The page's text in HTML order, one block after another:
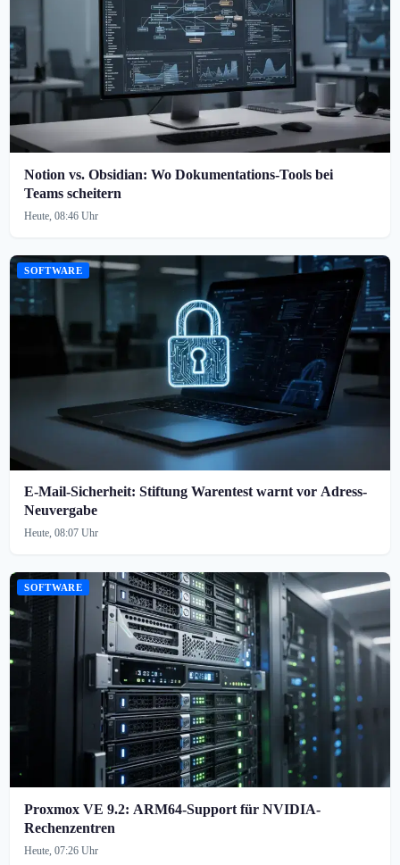
Notion vs. Obsidian: Wo Dokumentations-Tools bei
Teams scheitern
Heute, 08:46 Uhr
SOFTWARE
E-Mail-Sicherheit: Stiftung Warentest warnt vor Adress-
Neuvergabe
Heute, 08:07 Uhr
SOFTWARE
Proxmox VE 9.2: ARM64-Support für NVIDIA-
Rechenzentren
Heute, 07:26 Uhr